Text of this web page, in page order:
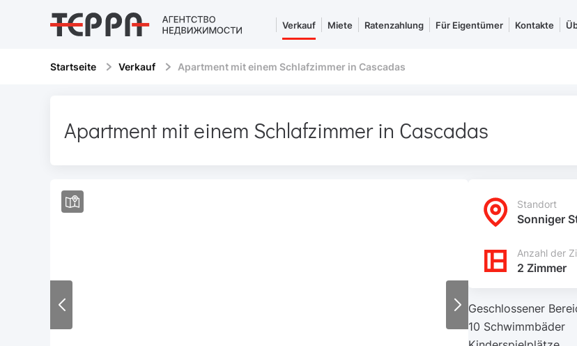
Verkauf Miete Ratenzahlung Für Eigentümer Kontakte
Startseite Verkauf Apartment mit einem Schlafzimmer in Cascadas
Apartment mit einem Schlafzimmer in Cascadas
Standort
Sonniger
Anzahl der
2 Zimmer
Geschlossener
10 Schwimmbäder